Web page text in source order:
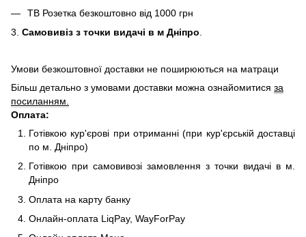
ТВ Розетка безкоштовно від 1000 грн
3. Самовивіз з точки видачі в м Дніпро
Умови безкоштовної доставки не поширюються на матраци
Більш детально з умовами доставки можна ознайомитися за
посиланням.
Оплата:
Готівкою кур'єрові при отриманні (при кур'єрській доставці
по м. Дніпро)
Готівкою при самовивозі замовлення з точки видачі в м.
Дніпро
Оплата на карту банку
Онлайн-оплата LiqPay, WayForPay